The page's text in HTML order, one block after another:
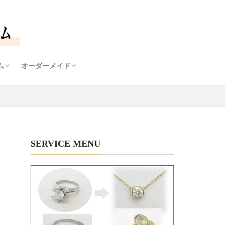
鑑定士
ムについて
ルダイヤモンドリング枠
ンドプチネックレス
オーダーメイド
オーダーメイドについて
デザイン画から生まれるあなただけのジュエリー
SERVICE MENU